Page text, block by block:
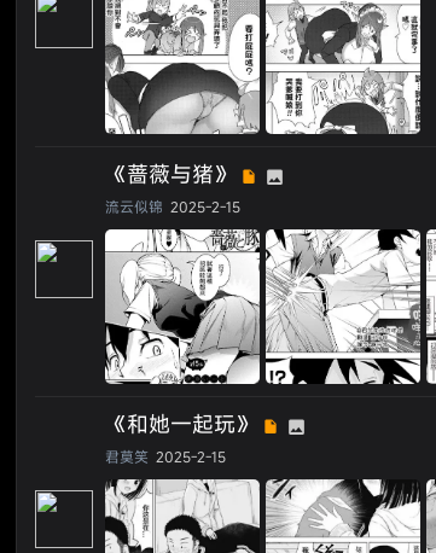
《蔷薇与猪》
流云似锦 2025-2-15
《和她一起玩》
君莫笑 2025-2-15